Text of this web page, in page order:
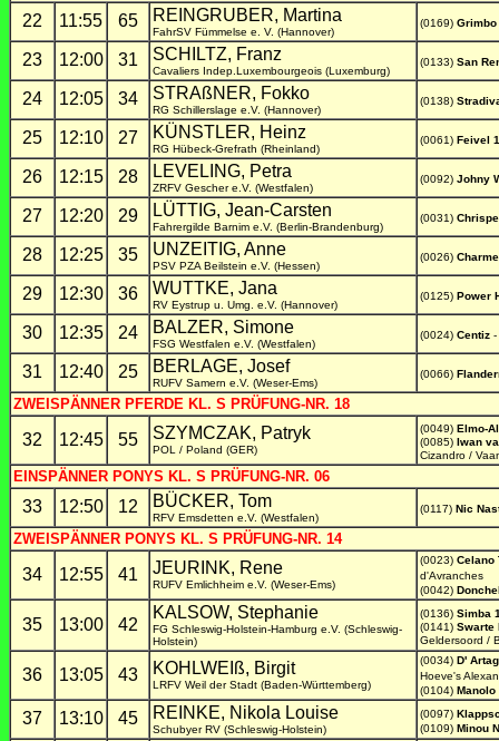
22 11:55 65 REINGRUBER, Martina
FahrSV Fümmelse e. V. (Hannover)
(0169) Grimbo
23 12:00 31 SCHILTZ, Franz
Cavaliers Indep.Luxembourgeois (Luxemburg)
(0133) San
24 12:05 34 STRAßNER, Fokko
RG Schillerslage e.V. (Hannover)
(0138)
25 12:10 27 KÜNSTLER, Heinz
RG Hübeck-Grefrath (Rheinland)
(0061) Feivel
26 12:15 28 LEVELING, Petra
ZRFV Gescher e.V. (Westfalen)
(0092) Johny
27 12:20 29 LÜTTIG, Jean-Carsten
Fahrergilde Barnim e.V. (Berlin-Brandenburg)
(0031)
28 12:25 35 UNZEITIG, Anne
PSV PZA Beilstein e.V. (Hessen)
(0026)
29 12:30 36 WUTTKE, Jana
RV Eystrup u. Umg. e.V. (Hannover)
(0125) Power
30 12:35 24 BALZER, Simone
FSG Westfalen e.V. (Westfalen)
(0024) Centiz -
31 12:40 25 BERLAGE, Josef
RUFV Samern e.V. (Weser-Ems)
(0066)
ZWEISPÄNNER PFERDE KL. S PRÜFUNG-NR. 18
32 12:45 55 SZYMCZAK, Patryk
POL / Poland (GER)
(0049) Elmo-
(0085) Iwan
Cizandro /
EINSPÄNNER PONYS KL. S PRÜFUNG-NR. 06
33 12:50 12 BÜCKER, Tom
RFV Emsdetten e.V. (Westfalen)
(0117) Nic
ZWEISPÄNNER PONYS KL. S PRÜFUNG-NR. 14
34 12:55 41 JEURINK, Rene
RUFV Emlichheim e.V. (Weser-Ems)
(0023) Celano
d'Avranches
(0042)
35 13:00 42
KALSOW, Stephanie
FG Schleswig-Holstein-Hamburg e.V. (Schleswig-
Holstein)
(0136) Simba
(0141) Swarte
Geldersoord /
36 13:05 43 KOHLWEIß, Birgit
LRFV Weil der Stadt (Baden-Württemberg)
(0034) D'
Hoeve's
(0104) Manolo
37 13:10 45 REINKE, Nikola Louise
Schubyer RV (Schleswig-Holstein)
(0097)
(0109) Minou N